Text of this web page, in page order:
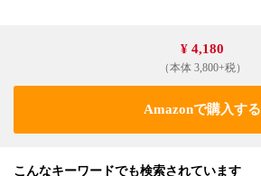
¥ 4,180
（本体 3,800+税）
Amazonで購入する
こんなキーワードでも検索されています